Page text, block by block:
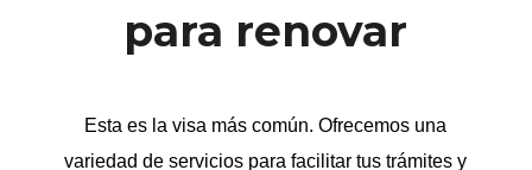
para renovar
Esta es la visa más común. Ofrecemos una
variedad de servicios para facilitar tus trámites y